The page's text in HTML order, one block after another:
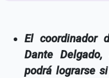
El coordinador
Dante
podrá lograrse